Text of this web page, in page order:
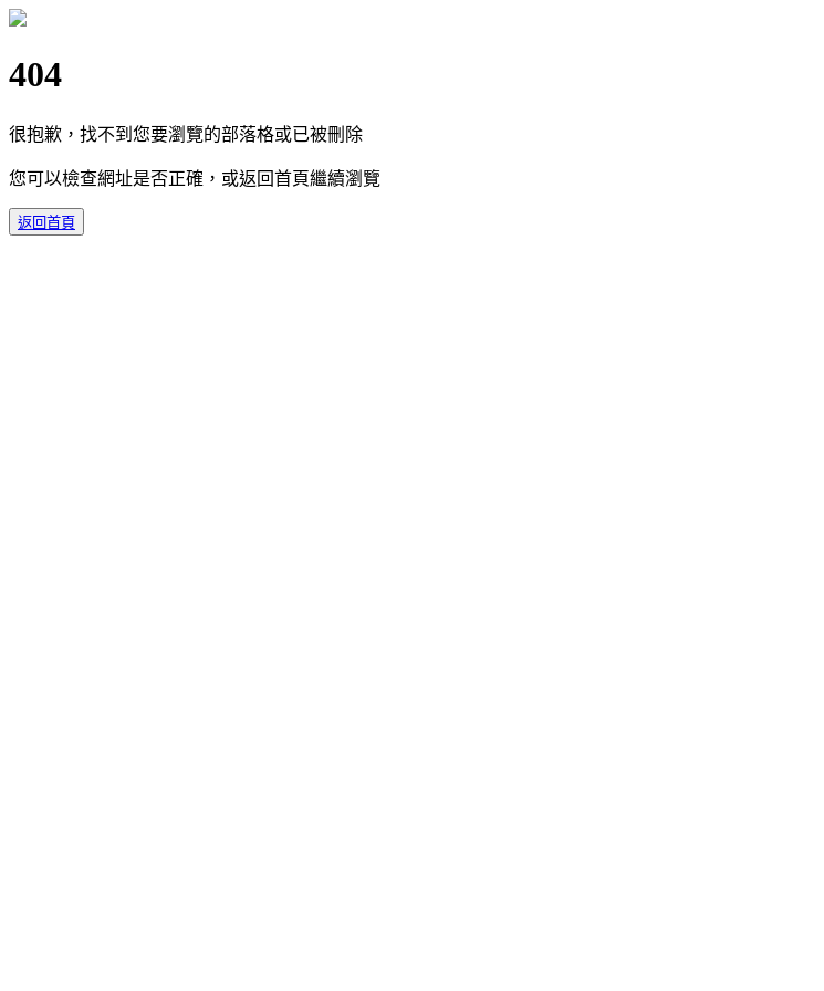
404
很抱歉，找不到您要瀏覽的部落格或已被刪除
您可以檢查網址是否正確，或返回首頁繼續瀏覽
返回首頁